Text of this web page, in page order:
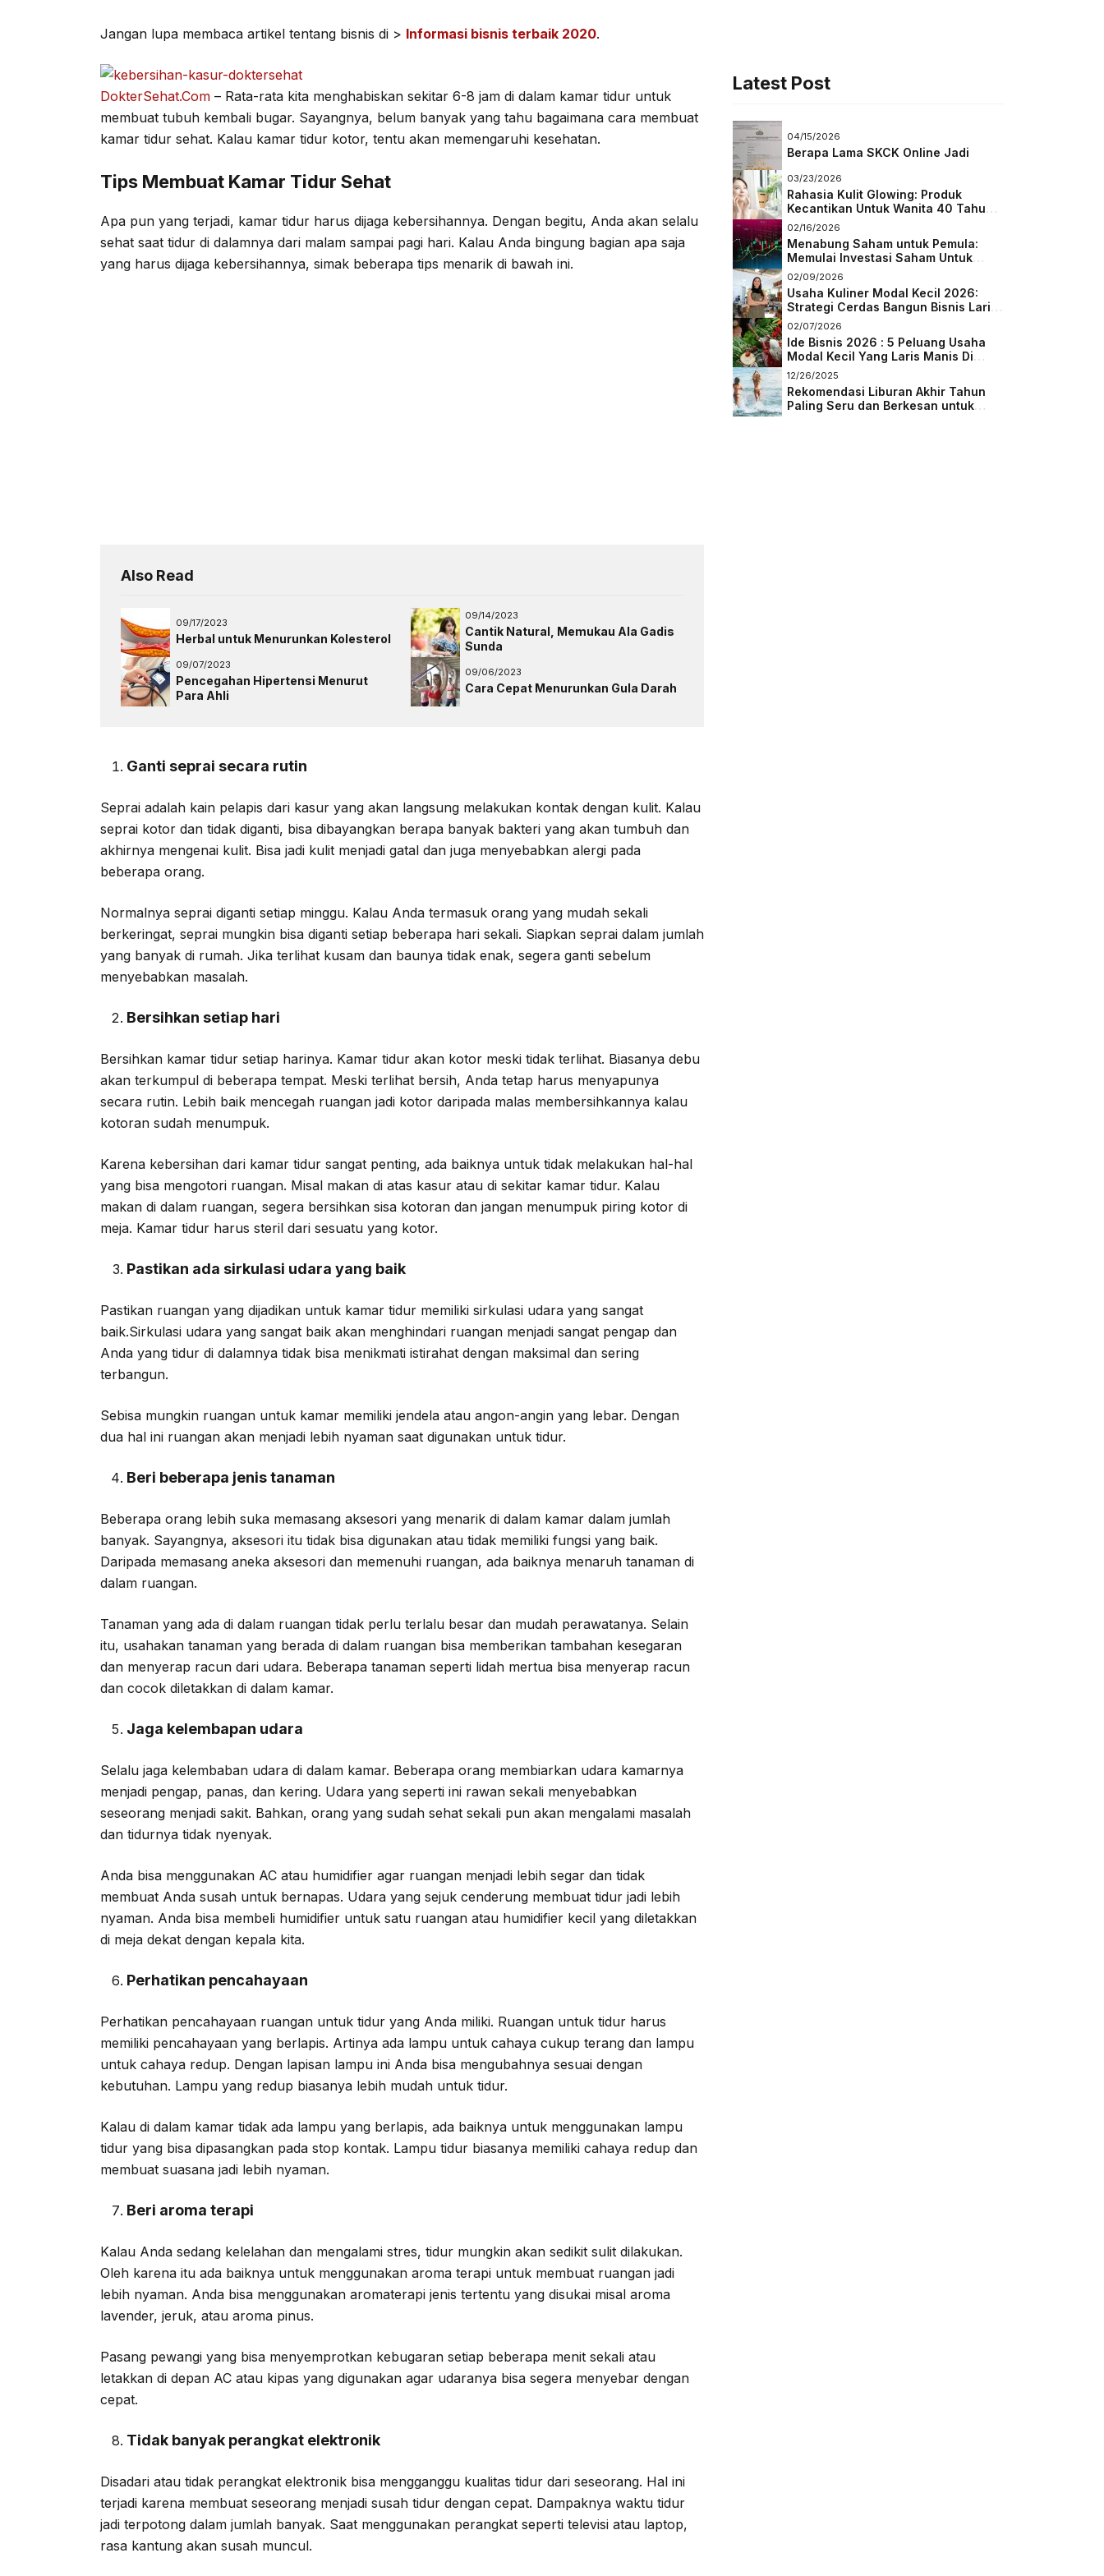
e
o
r
a
Jangan lupa membaca artikel tentang bisnis di > Informasi bisnis terbaik 2020.
DokterSehat.Com – Rata-rata kita menghabiskan sekitar 6-8 jam di dalam kamar tidur untuk
membuat tubuh kembali bugar. Sayangnya, belum banyak yang tahu bagaimana cara membuat
kamar tidur sehat. Kalau kamar tidur kotor, tentu akan memengaruhi kesehatan.
Tips Membuat Kamar Tidur Sehat
Apa pun yang terjadi, kamar tidur harus dijaga kebersihannya. Dengan begitu, Anda akan selalu
sehat saat tidur di dalamnya dari malam sampai pagi hari. Kalau Anda bingung bagian apa saja
yang harus dijaga kebersihannya, simak beberapa tips menarik di bawah ini.
Also Read
09/17/2023
Herbal untuk Menurunkan Kolesterol
09/14/2023
Cantik Natural, Memukau Ala Gadis
Sunda
09/07/2023
Pencegahan Hipertensi Menurut
Para Ahli
09/06/2023
Cara Cepat Menurunkan Gula Darah
Ganti seprai secara rutin
Seprai adalah kain pelapis dari kasur yang akan langsung melakukan kontak dengan kulit. Kalau
seprai kotor dan tidak diganti, bisa dibayangkan berapa banyak bakteri yang akan tumbuh dan
akhirnya mengenai kulit. Bisa jadi kulit menjadi gatal dan juga menyebabkan alergi pada
beberapa orang.
Normalnya seprai diganti setiap minggu. Kalau Anda termasuk orang yang mudah sekali
berkeringat, seprai mungkin bisa diganti setiap beberapa hari sekali. Siapkan seprai dalam jumlah
yang banyak di rumah. Jika terlihat kusam dan baunya tidak enak, segera ganti sebelum
menyebabkan masalah.
Bersihkan setiap hari
Bersihkan kamar tidur setiap harinya. Kamar tidur akan kotor meski tidak terlihat. Biasanya debu
akan terkumpul di beberapa tempat. Meski terlihat bersih, Anda tetap harus menyapunya
secara rutin. Lebih baik mencegah ruangan jadi kotor daripada malas membersihkannya kalau
kotoran sudah menumpuk.
Karena kebersihan dari kamar tidur sangat penting, ada baiknya untuk tidak melakukan hal-hal
yang bisa mengotori ruangan. Misal makan di atas kasur atau di sekitar kamar tidur. Kalau
makan di dalam ruangan, segera bersihkan sisa kotoran dan jangan menumpuk piring kotor di
meja. Kamar tidur harus steril dari sesuatu yang kotor.
Pastikan ada sirkulasi udara yang baik
Pastikan ruangan yang dijadikan untuk kamar tidur memiliki sirkulasi udara yang sangat
baik.Sirkulasi udara yang sangat baik akan menghindari ruangan menjadi sangat pengap dan
Anda yang tidur di dalamnya tidak bisa menikmati istirahat dengan maksimal dan sering
terbangun.
Sebisa mungkin ruangan untuk kamar memiliki jendela atau angon-angin yang lebar. Dengan
dua hal ini ruangan akan menjadi lebih nyaman saat digunakan untuk tidur.
Beri beberapa jenis tanaman
Beberapa orang lebih suka memasang aksesori yang menarik di dalam kamar dalam jumlah
banyak. Sayangnya, aksesori itu tidak bisa digunakan atau tidak memiliki fungsi yang baik.
Daripada memasang aneka aksesori dan memenuhi ruangan, ada baiknya menaruh tanaman di
dalam ruangan.
Tanaman yang ada di dalam ruangan tidak perlu terlalu besar dan mudah perawatanya. Selain
itu, usahakan tanaman yang berada di dalam ruangan bisa memberikan tambahan kesegaran
dan menyerap racun dari udara. Beberapa tanaman seperti lidah mertua bisa menyerap racun
dan cocok diletakkan di dalam kamar.
Jaga kelembapan udara
Selalu jaga kelembaban udara di dalam kamar. Beberapa orang membiarkan udara kamarnya
menjadi pengap, panas, dan kering. Udara yang seperti ini rawan sekali menyebabkan
seseorang menjadi sakit. Bahkan, orang yang sudah sehat sekali pun akan mengalami masalah
dan tidurnya tidak nyenyak.
Anda bisa menggunakan AC atau humidifier agar ruangan menjadi lebih segar dan tidak
membuat Anda susah untuk bernapas. Udara yang sejuk cenderung membuat tidur jadi lebih
nyaman. Anda bisa membeli humidifier untuk satu ruangan atau humidifier kecil yang diletakkan
di meja dekat dengan kepala kita.
Perhatikan pencahayaan
Perhatikan pencahayaan ruangan untuk tidur yang Anda miliki. Ruangan untuk tidur harus
memiliki pencahayaan yang berlapis. Artinya ada lampu untuk cahaya cukup terang dan lampu
untuk cahaya redup. Dengan lapisan lampu ini Anda bisa mengubahnya sesuai dengan
kebutuhan. Lampu yang redup biasanya lebih mudah untuk tidur.
Kalau di dalam kamar tidak ada lampu yang berlapis, ada baiknya untuk menggunakan lampu
tidur yang bisa dipasangkan pada stop kontak. Lampu tidur biasanya memiliki cahaya redup dan
membuat suasana jadi lebih nyaman.
Beri aroma terapi
Kalau Anda sedang kelelahan dan mengalami stres, tidur mungkin akan sedikit sulit dilakukan.
Oleh karena itu ada baiknya untuk menggunakan aroma terapi untuk membuat ruangan jadi
lebih nyaman. Anda bisa menggunakan aromaterapi jenis tertentu yang disukai misal aroma
lavender, jeruk, atau aroma pinus.
Pasang pewangi yang bisa menyemprotkan kebugaran setiap beberapa menit sekali atau
letakkan di depan AC atau kipas yang digunakan agar udaranya bisa segera menyebar dengan
cepat.
Tidak banyak perangkat elektronik
Disadari atau tidak perangkat elektronik bisa mengganggu kualitas tidur dari seseorang. Hal ini
terjadi karena membuat seseorang menjadi susah tidur dengan cepat. Dampaknya waktu tidur
jadi terpotong dalam jumlah banyak. Saat menggunakan perangkat seperti televisi atau laptop,
rasa kantung akan susah muncul.
Latest Post
04/15/2026
Berapa Lama SKCK Online Jadi
03/23/2026
Rahasia Kulit Glowing: Produk
Kecantikan Untuk Wanita 40 Tahun
Keatas
02/16/2026
Menabung Saham untuk Pemula:
Memulai Investasi Saham Untuk
Pemula
02/09/2026
Usaha Kuliner Modal Kecil 2026:
Strategi Cerdas Bangun Bisnis Laris
di Tengah Persaingan
02/07/2026
Ide Bisnis 2026 : 5 Peluang Usaha
Modal Kecil Yang Laris Manis Di
Masa Depan
12/26/2025
Rekomendasi Liburan Akhir Tahun
Paling Seru dan Berkesan untuk